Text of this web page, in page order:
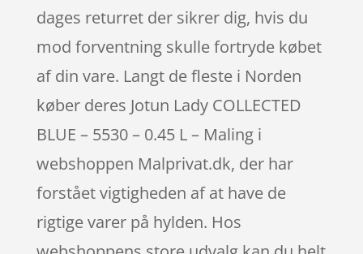
dages returret der sikrer dig, hvis du
mod forventning skulle fortryde købet
af din vare. Langt de fleste i Norden
køber deres Jotun Lady COLLECTED
BLUE – 5530 – 0.45 L – Maling i
webshoppen Malprivat.dk, der har
forstået vigtigheden af at have de
rigtige varer på hylden. Hos